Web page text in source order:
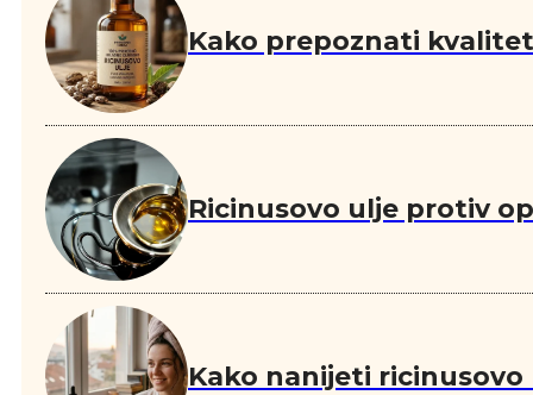
Kako prepoznati
Ricinusovo ulje protiv
Kako nanijeti ricinusovo